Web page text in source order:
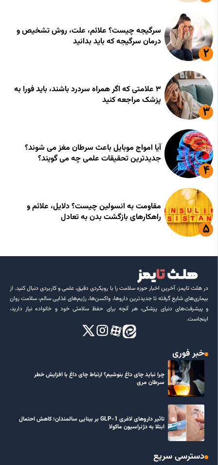
سرگیجه چیست؟ علائم، علت، روش تشخیص و
درمان سرگیجه که باید بدانید
۳ علامتی که اگر همراه سردرد باشند، باید فورا به
پزشک مراجعه کنید
آیا امواج موبایل باعث سرطان مغز می شوند؟
جدیدترین تحقیقات علمی چه می گویند؟
مقاومت به انسولین چیست؟ دلایل، علائم و
راهکارهای بازگشت بدن به تعادل
در هلث تایمز، آخرین اخبار حوزه سلامت را با رویکردی دقیق، علمی و کاربردی دنبال کنید. از
بیماری‌های شایع گرفته تا جدیدترین داروها، واکسن‌ها، رژیم‌های غذایی سالم، سلامت روان
و پیشرفت‌های دنیای پزشکی، هر آنچه برای حفظ سلامتی خود و خانواده نیاز دارید،
اینجاست.
خبر فوری
چرا نباید چای داغ بنوشیم؟ ارتباط چای داغ با افزایش خطر
سرطان مری
تاثیر داروهای لاغری GLP-1 بر بینایی سالمندان؛ کاهش احتمال
ابتلا به دژنراسیون ماکولا
دسترسی سریع